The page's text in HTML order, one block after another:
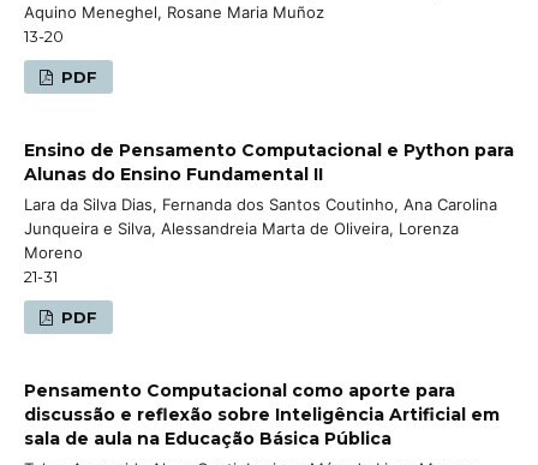
Aquino Meneghel, Rosane Maria Muñoz
13-20
PDF
Ensino de Pensamento Computacional e Python para
Alunas do Ensino Fundamental II
Lara da Silva Dias, Fernanda dos Santos Coutinho, Ana Carolina
Junqueira e Silva, Alessandreia Marta de Oliveira, Lorenza
Moreno
21-31
PDF
Pensamento Computacional como aporte para
discussão e reflexão sobre Inteligência Artificial em
sala de aula na Educação Básica Pública